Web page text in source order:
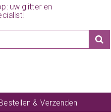
uw glitter en
& Verzenden